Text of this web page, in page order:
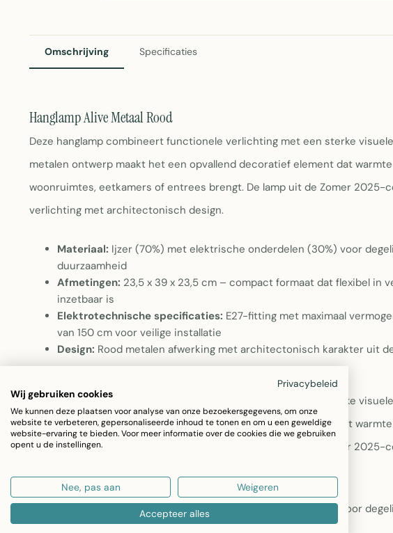
Omschrijving Specificaties
Hanglamp Alive Metaal Rood
Deze hanglamp combineert functionele verlichting met een sterke
metalen ontwerp maakt het een opvallend decoratief element dat
woonruimtes, eetkamers of entrees brengt. De lamp uit de Zomer
verlichting met architectonisch design.
Materiaal: Ijzer (70%) met elektrische onderdelen (30%) voor
duurzaamheid
Afmetingen: 23,5 x 39 x 23,5 cm – compact formaat dat flexibel in
inzetbaar is
Elektrotechnische specificaties: E27-fitting met maximaal
van 150 cm voor veilige installatie
Design: Rood metalen afwerking met architectonisch karakter uit
Deze hanglamp combineert functionele verlichting met een sterke
metalen ontwerp maakt het een opvallend decoratief element dat
woonruimtes, eetkamers of entrees brengt. De lamp uit de Zomer
Ijzer (70%) met elektrische onderdelen (30%) voor
duurzaamheid
Privacybeleid
Wij gebruiken cookies
We kunnen deze plaatsen voor analyse van onze bezoekersgegevens, om onze
website te verbeteren, gepersonaliseerde inhoud te tonen en om u een geweldige
website-ervaring te bieden. Voor meer informatie over de cookies die we gebruiken
opent u de instellingen.
Nee, pas aan Weigeren
Accepteer alles